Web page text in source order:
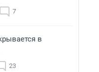
7
в
23